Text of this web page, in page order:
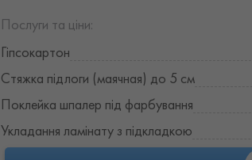
Послуги та ціни:
Гіпсокартон
Стяжка підлоги (маячная) до 5 см
Поклейка шпалер під фарбування
Укладання ламінату з підкладкою